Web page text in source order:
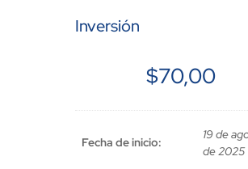
Inversión
$70,00
Fecha de inicio:
19 de
de 2025